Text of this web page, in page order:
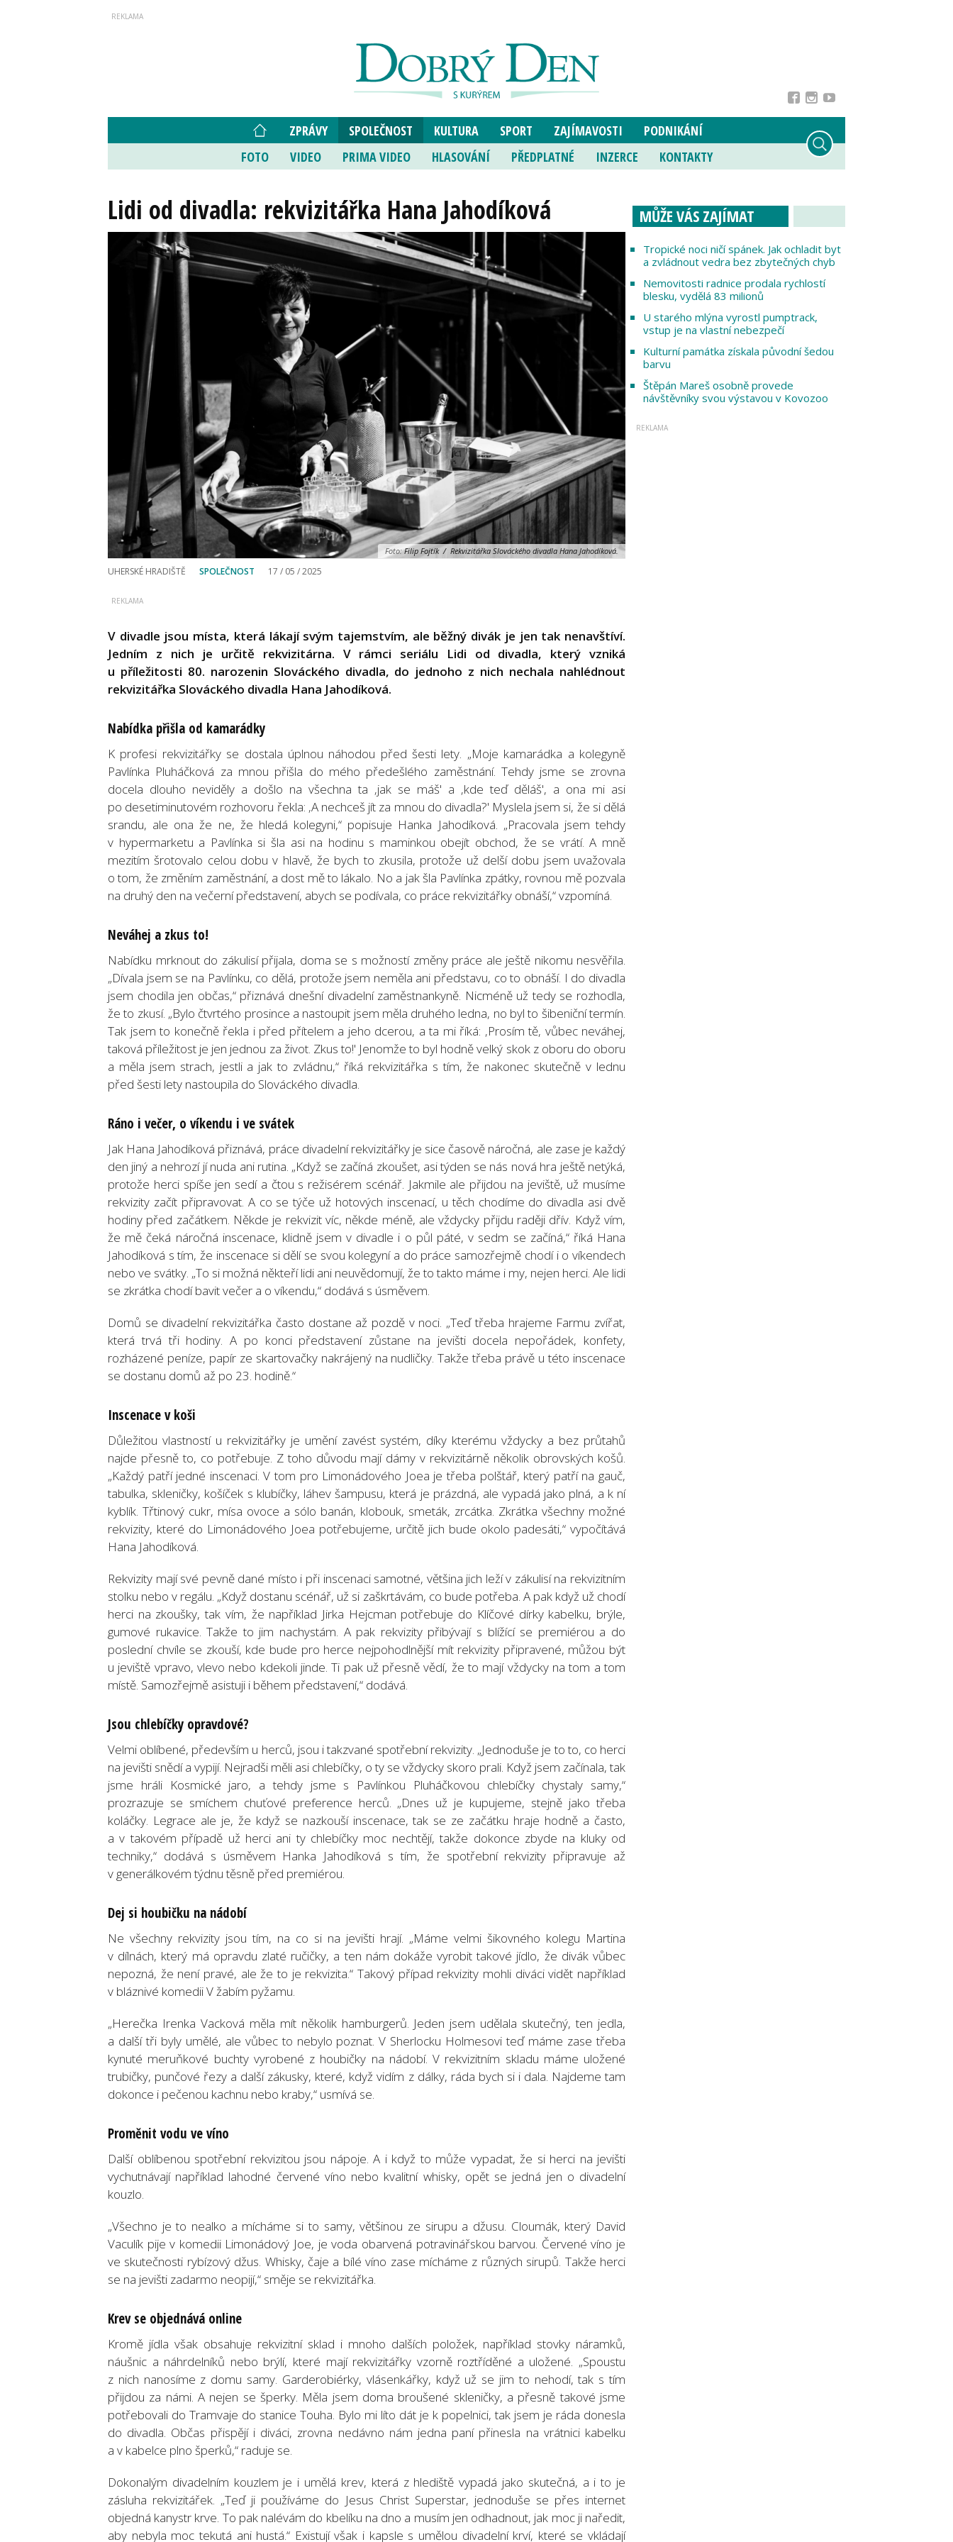
ZPRÁVY SPOLEČNOST KULTURA SPORT ZAJÍMAVOSTI
PODNIKÁNÍ
FOTO
VIDEO PRIMA VIDEO HLASOVÁNÍ PŘEDPLATNÉ INZERCE KONTAKTY
Lidi od divadla: rekvizitářka Hana Jahodíková
Foto:Filip Fojtík / Rekvizitářka Slováckého divadla Hana Jahodíková.
UHERSKÉ HRADIŠTĚ SPOLEČNOST 17 / 05 / 2025
V divadle jsou místa, která lákají svým tajemstvím, ale běžný divák je jen tak nenavštíví.
Jedním z nich je určitě rekvizitárna. V rámci seriálu Lidi od divadla, který vzniká
u příležitosti 80. narozenin Slováckého divadla, do jednoho z nich nechala nahlédnout
rekvizitářka Slováckého divadla Hana Jahodíková.
Nabídka přišla od kamarádky
K profesi rekvizitářky se dostala úplnou náhodou před šesti lety. „Moje kamarádka a kolegyně
Pavlínka Pluháčková za mnou přišla do mého předešlého zaměstnání. Tehdy jsme se zrovna
docela dlouho neviděly a došlo na všechna ta ‚jak se máš' a ‚kde teď děláš', a ona mi asi
po desetiminutovém rozhovoru řekla: ‚A nechceš jít za mnou do divadla?' Myslela jsem si, že si dělá
srandu, ale ona že ne, že hledá kolegyni,“ popisuje Hanka Jahodíková. „Pracovala jsem tehdy
v hypermarketu a Pavlínka si šla asi na hodinu s maminkou obejít obchod, že se vrátí. A mně
mezitím šrotovalo celou dobu v hlavě, že bych to zkusila, protože už delší dobu jsem uvažovala
o tom, že změním zaměstnání, a dost mě to lákalo. No a jak šla Pavlínka zpátky, rovnou mě pozvala
na druhý den na večerní představení, abych se podívala, co práce rekvizitářky obnáší,“ vzpomíná.
Neváhej a zkus to!
Nabídku mrknout do zákulisí přijala, doma se s možností změny práce ale ještě nikomu nesvěřila.
„Dívala jsem se na Pavlínku, co dělá, protože jsem neměla ani představu, co to obnáší. I do divadla
jsem chodila jen občas,“ přiznává dnešní divadelní zaměstnankyně. Nicméně už tedy se rozhodla,
že to zkusí. „Bylo čtvrtého prosince a nastoupit jsem měla druhého ledna, no byl to šibeniční termín.
Tak jsem to konečně řekla i před přítelem a jeho dcerou, a ta mi říká: ‚Prosím tě, vůbec neváhej,
taková příležitost je jen jednou za život. Zkus to!' Jenomže to byl hodně velký skok z oboru do oboru
a měla jsem strach, jestli a jak to zvládnu,“ říká rekvizitářka s tím, že nakonec skutečně v lednu
před šesti lety nastoupila do Slováckého divadla.
Ráno i večer, o víkendu i ve svátek
Jak Hana Jahodíková přiznává, práce divadelní rekvizitářky je sice časově náročná, ale zase je každý
den jiný a nehrozí jí nuda ani rutina. „Když se začíná zkoušet, asi týden se nás nová hra ještě netýká,
protože herci spíše jen sedí a čtou s režisérem scénář. Jakmile ale přijdou na jeviště, už musíme
rekvizity začít připravovat. A co se týče už hotových inscenací, u těch chodíme do divadla asi dvě
hodiny před začátkem. Někde je rekvizit víc, někde méně, ale vždycky přijdu raději dřív. Když vím,
že mě čeká náročná inscenace, klidně jsem v divadle i o půl páté, v sedm se začíná,“ říká Hana
Jahodíková s tím, že inscenace si dělí se svou kolegyní a do práce samozřejmě chodí i o víkendech
nebo ve svátky. „To si možná někteří lidi ani neuvědomují, že to takto máme i my, nejen herci. Ale lidi
se zkrátka chodí bavit večer a o víkendu,“ dodává s úsměvem.
Domů se divadelní rekvizitářka často dostane až pozdě v noci. „Teď třeba hrajeme Farmu zvířat,
která trvá tři hodiny. A po konci představení zůstane na jevišti docela nepořádek, konfety,
rozházené peníze, papír ze skartovačky nakrájený na nudličky. Takže třeba právě u této inscenace
se dostanu domů až po 23. hodině.“
Inscenace v koši
Důležitou vlastností u rekvizitářky je umění zavést systém, díky kterému vždycky a bez průtahů
najde přesně to, co potřebuje. Z toho důvodu mají dámy v rekvizitárně několik obrovských košů.
„Každý patří jedné inscenaci. V tom pro Limonádového Joea je třeba polštář, který patří na gauč,
tabulka, skleničky, košíček s klubíčky, láhev šampusu, která je prázdná, ale vypadá jako plná, a k ní
kyblík. Třtinový cukr, mísa ovoce a sólo banán, klobouk, smeták, zrcátka. Zkrátka všechny možné
rekvizity, které do Limonádového Joea potřebujeme, určitě jich bude okolo padesáti,“ vypočítává
Hana Jahodíková.
Rekvizity mají své pevně dané místo i při inscenaci samotné, většina jich leží v zákulisí na rekvizitním
stolku nebo v regálu. „Když dostanu scénář, už si zaškrtávám, co bude potřeba. A pak když už chodí
herci na zkoušky, tak vím, že například Jirka Hejcman potřebuje do Klíčové dírky kabelku, brýle,
gumové rukavice. Takže to jim nachystám. A pak rekvizity přibývají s blížící se premiérou a do
poslední chvíle se zkouší, kde bude pro herce nejpohodlnější mít rekvizity připravené, můžou být
u jeviště vpravo, vlevo nebo kdekoli jinde. Ti pak už přesně vědí, že to mají vždycky na tom a tom
místě. Samozřejmě asistuji i během představení,“ dodává.
Jsou chlebíčky opravdové?
Velmi oblíbené, především u herců, jsou i takzvané spotřební rekvizity. „Jednoduše je to to, co herci
na jevišti snědí a vypijí. Nejradši měli asi chlebíčky, o ty se vždycky skoro prali. Když jsem začínala, tak
jsme hráli Kosmické jaro, a tehdy jsme s Pavlínkou Pluháčkovou chlebíčky chystaly samy,“
prozrazuje se smíchem chuťové preference herců. „Dnes už je kupujeme, stejně jako třeba
koláčky. Legrace ale je, že když se nazkouší inscenace, tak se ze začátku hraje hodně a často,
a v takovém případě už herci ani ty chlebíčky moc nechtějí, takže dokonce zbyde na kluky od
techniky,“ dodává s úsměvem Hanka Jahodíková s tím, že spotřební rekvizity připravuje až
v generálkovém týdnu těsně před premiérou.
Dej si houbičku na nádobí
Ne všechny rekvizity jsou tím, na co si na jevišti hrají. „Máme velmi šikovného kolegu Martina
v dílnách, který má opravdu zlaté ručičky, a ten nám dokáže vyrobit takové jídlo, že divák vůbec
nepozná, že není pravé, ale že to je rekvizita.“ Takový případ rekvizity mohli diváci vidět například
v bláznivé komedii V žabím pyžamu.
„Herečka Irenka Vacková měla mít několik hamburgerů. Jeden jsem udělala skutečný, ten jedla,
a další tři byly umělé, ale vůbec to nebylo poznat. V Sherlocku Holmesovi teď máme zase třeba
kynuté meruňkové buchty vyrobené z houbičky na nádobí. V rekvizitním skladu máme uložené
trubičky, punčové řezy a další zákusky, které, když vidím z dálky, ráda bych si i dala. Najdeme tam
dokonce i pečenou kachnu nebo kraby,“ usmívá se.
Proměnit vodu ve víno
Další oblíbenou spotřební rekvizitou jsou nápoje. A i když to může vypadat, že si herci na jevišti
vychutnávají například lahodné červené víno nebo kvalitní whisky, opět se jedná jen o divadelní
kouzlo.
„Všechno je to nealko a mícháme si to samy, většinou ze sirupu a džusu. Cloumák, který David
Vaculík pije v komedii Limonádový Joe, je voda obarvená potravinářskou barvou. Červené víno je
ve skutečnosti rybízový džus. Whisky, čaje a bílé víno zase mícháme z různých sirupů. Takže herci
se na jevišti zadarmo neopijí,“ směje se rekvizitářka.
Krev se objednává online
Kromě jídla však obsahuje rekvizitní sklad i mnoho dalších položek, například stovky náramků,
náušnic a náhrdelníků nebo brýlí, které mají rekvizitářky vzorně roztříděné a uložené. „Spoustu
z nich nanosíme z domu samy. Garderobiérky, vlásenkářky, když už se jim to nehodí, tak s tím
přijdou za námi. A nejen se šperky. Měla jsem doma broušené skleničky, a přesně takové jsme
potřebovali do Tramvaje do stanice Touha. Bylo mi líto dát je k popelnici, tak jsem je ráda donesla
do divadla. Občas přispějí i diváci, zrovna nedávno nám jedna paní přinesla na vrátnici kabelku
a v kabelce plno šperků,“ raduje se.
Dokonalým divadelním kouzlem je i umělá krev, která z hlediště vypadá jako skutečná, a i to je
zásluha rekvizitářek. „Teď ji používáme do Jesus Christ Superstar, jednoduše se přes internet
objedná kanystr krve. To pak nalévám do kbelíku na dno a musím jen odhadnout, jak moc ji naředit,
aby nebyla moc tekutá ani hustá.“ Existují však i kapsle s umělou divadelní krví, které se vkládají
MŮŽE VÁS ZAJÍMAT
Tropické noci ničí spánek. Jak ochladit byt
a zvládnout vedra bez zbytečných chyb
Nemovitosti radnice prodala rychlostí
blesku, vydělá 83 milionů
U starého mlýna vyrostl pumptrack,
vstup je na vlastní nebezpečí
Kulturní památka získala původní šedou
barvu
Štěpán Mareš osobně provede
návštěvníky svou výstavou v Kovozoo